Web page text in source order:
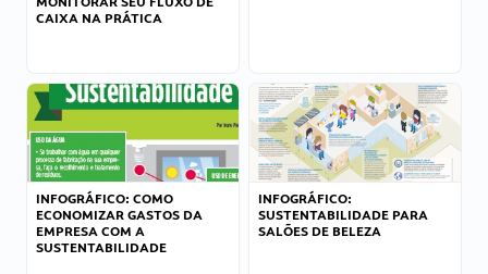
CAIXA NA PRÁTICA
INFOGRÁFICO: COMO
ECONOMIZAR GASTOS DA
EMPRESA COM A
SUSTENTABILIDADE
INFOGRÁFICO:
SUSTENTABILIDADE PARA
SALÕES DE BELEZA